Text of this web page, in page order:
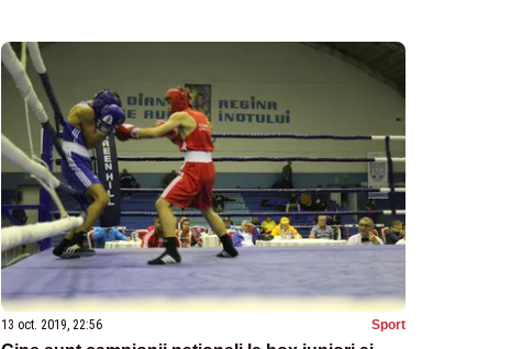
13 oct. 2019, 22:56 Sport